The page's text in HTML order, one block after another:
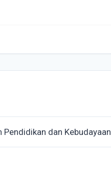
Pendidikan dan Kebudayaan